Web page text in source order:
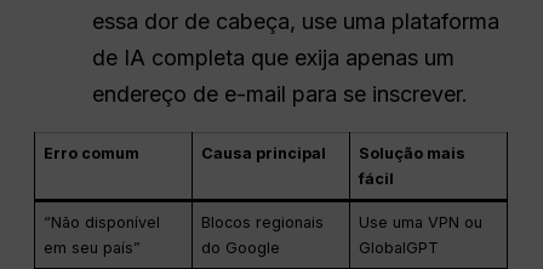
essa dor de cabeça, use uma plataforma
de IA completa que exija apenas um
endereço de e-mail para se inscrever.
Erro comum Causa principal
Solução mais
fácil
“Não disponível
em seu país”
Blocos regionais
do Google
Use uma VPN ou
GlobalGPT